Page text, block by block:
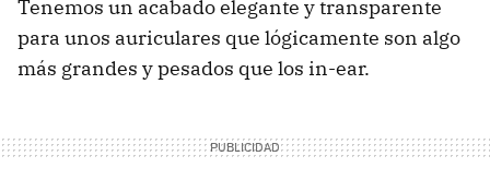
Tenemos un acabado elegante y transparente
para unos auriculares que lógicamente son algo
más grandes y pesados que los in-ear.